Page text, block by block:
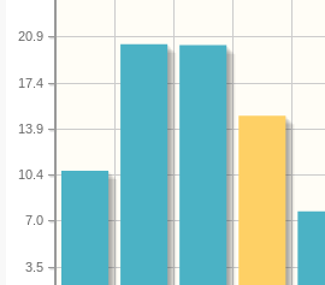
3.5
7.0
10.4
13.9
17.4
20.9